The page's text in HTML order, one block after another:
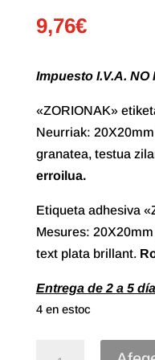
9,76€
Impuesto I.V.A. NO
«ZORIONAK»
Neurriak:
granatea, testua
erroilua.
Etiqueta adhesiva
Mesures:
text plata brillant.
Entrega de 2 a 5
4 en estoc